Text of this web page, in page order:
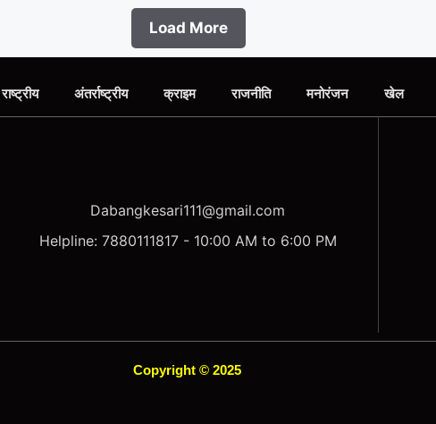
Load More
राष्ट्रीय अंतर्राष्ट्रीय क्राइम राजनीति मनोरंजन खेल
Dabangkesari111@gmail.com
Helpline: 7880111817 - 10:00 AM to 6:00 PM
Copyright © 2025